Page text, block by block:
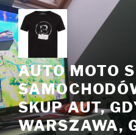
Przeskocz
do
treści
AUTO MOTO
SKUP AUT,
WARSZAWA,